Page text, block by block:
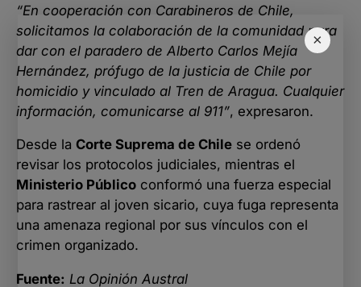
×
“En cooperación con Carabineros de Chile,
solicitamos la colaboración de la comunidad para
dar con el paradero de Alberto Carlos Mejía
Hernández, prófugo de la justicia de Chile por
homicidio y vinculado al Tren de Aragua. Cualquier
información, comunicarse al 911”, expresaron.
Desde la Corte Suprema de Chile se ordenó
revisar los protocolos judiciales, mientras el
Ministerio Público conformó una fuerza especial
para rastrear al joven sicario, cuya fuga representa
una amenaza regional por sus vínculos con el
crimen organizado.
Fuente: La Opinión Austral